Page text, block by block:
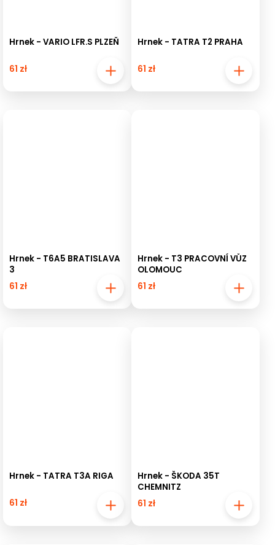
Hrnek - VARIO LFR.S PLZEŇ
61 zł
Hrnek - TATRA T2 PRAHA
61 zł
Hrnek - T6A5 BRATISLAVA
3
61 zł
Hrnek - T3 PRACOVNÍ VŮZ
OLOMOUC
61 zł
Hrnek - TATRA T3A RIGA
61 zł
Hrnek - ŠKODA 35T
CHEMNITZ
61 zł